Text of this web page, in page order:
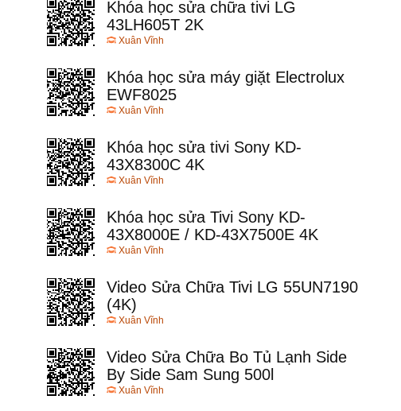
Khóa học sửa chữa tivi LG
43LH605T 2K
Xuân Vĩnh
Khóa học sửa máy giặt Electrolux
EWF8025
Xuân Vĩnh
Khóa học sửa tivi Sony KD-
43X8300C 4K
Xuân Vĩnh
Khóa học sửa Tivi Sony KD-
43X8000E / KD-43X7500E 4K
Xuân Vĩnh
Video Sửa Chữa Tivi LG 55UN7190
(4K)
Xuân Vĩnh
Video Sửa Chữa Bo Tủ Lạnh Side
By Side Sam Sung 500l
Xuân Vĩnh